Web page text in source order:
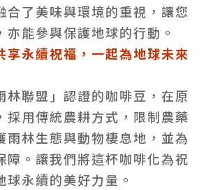
合了美味與環境的重視，讓您
亦能參與保護地球的行動。
享永續祝福，一起為地球未來
林聯盟」認證的咖啡豆，在原
採用傳統農耕方式，限制農藥
雨林生態與動物棲息地，並為
障。讓我們將這杯咖啡化為祝
永續的美好力量。